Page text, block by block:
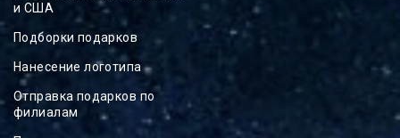
и США
Подборки подарков
Нанесение логотипа
Отправка подарков по
филиалам